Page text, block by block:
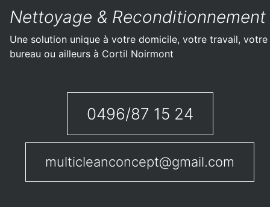
Nettoyage & Reconditionnement
Une solution unique à votre domicile, votre travail, votre
bureau ou ailleurs à Cortil Noirmont
0496/87 15 24
multicleanconcept@gmail.com